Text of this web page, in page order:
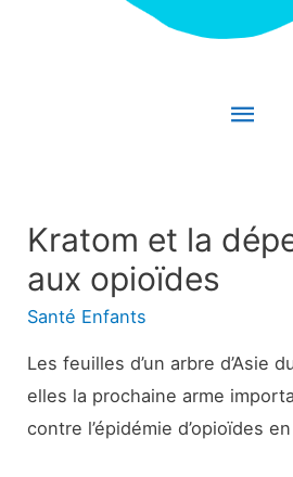
Menu
Kratom et la
aux opioïdes
Santé Enfants
Les feuilles d’un arbre d’Asie
elles la prochaine arme
contre l’épidémie d’opioïdes